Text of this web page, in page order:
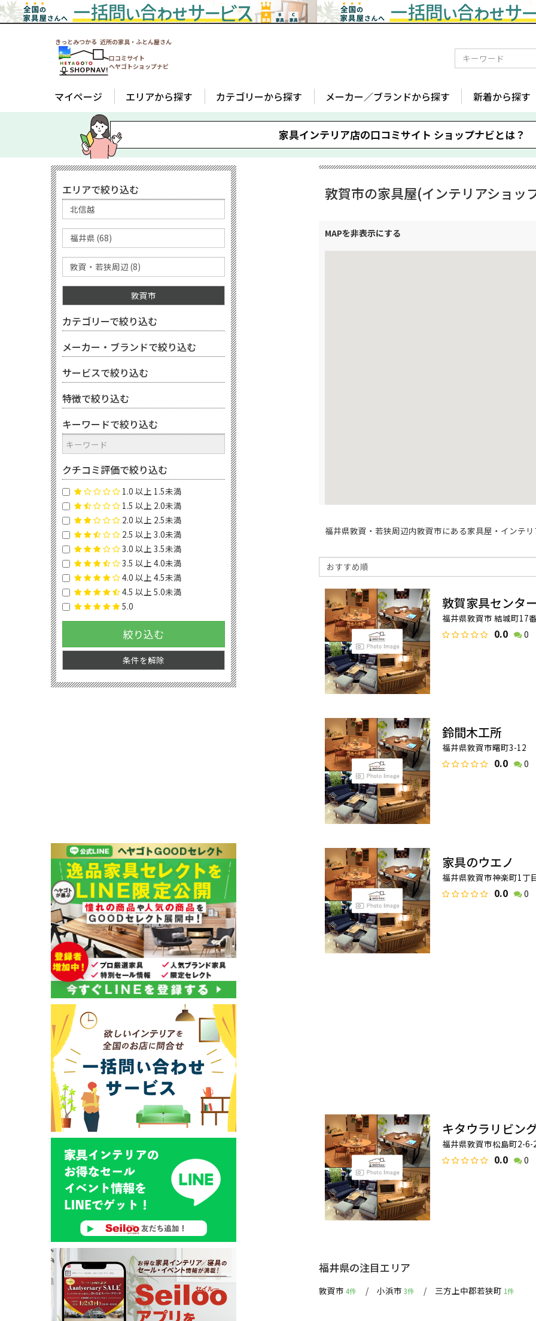
きっとみつかる 近所の家具・ふとん屋さん
口コミサイト
ヘヤゴトショップナビ
マイページ エリアから探す カテゴリーから探す メーカー／ブランドから探す 新着から探す
家具インテリア店の口コミサイト ショップナビとは？
敦賀市の家具屋(インテリアショッ
福井県敦賀・若狭周辺内敦賀市にある家具屋・インテ
敦賀家具センタ
福井県敦賀市 結城町17
0.0 0
鈴間木工所
福井県敦賀市曙町3-12
0.0 0
家具のウエノ
福井県敦賀市神楽町1丁
0.0 0
キタウラリビン
福井県敦賀市松島町2-6-
0.0 0
福井県の注目エリア
敦賀市 4件 小浜市 3件 三方上中郡若狭町 1件
エリアで絞り込む
敦賀市
カテゴリーで絞り込む
メーカー・ブランドで絞り込む
サービスで絞り込む
特徴で絞り込む
キーワードで絞り込む
クチコミ評価で絞り込む
1.0 以上 1.5未満
1.5 以上 2.0未満
2.0 以上 2.5未満
2.5 以上 3.0未満
3.0 以上 3.5未満
3.5 以上 4.0未満
4.0 以上 4.5未満
4.5 以上 5.0未満
5.0
絞り込む
条件を解除